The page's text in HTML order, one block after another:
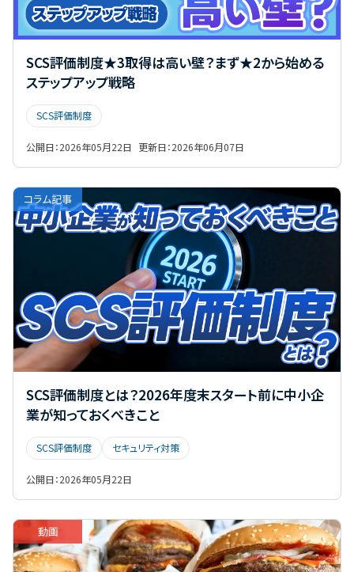
SCS評価制度★3取得は高い壁？まず★2から始める
ステップアップ戦略
SCS評価制度
公開日：2026年05月22日 更新日：2026年06月07日
コラム記事
SCS評価制度とは？2026年度末スタート前に中小企
業が知っておくべきこと
SCS評価制度 セキュリティ対策
公開日：2026年05月22日
動画